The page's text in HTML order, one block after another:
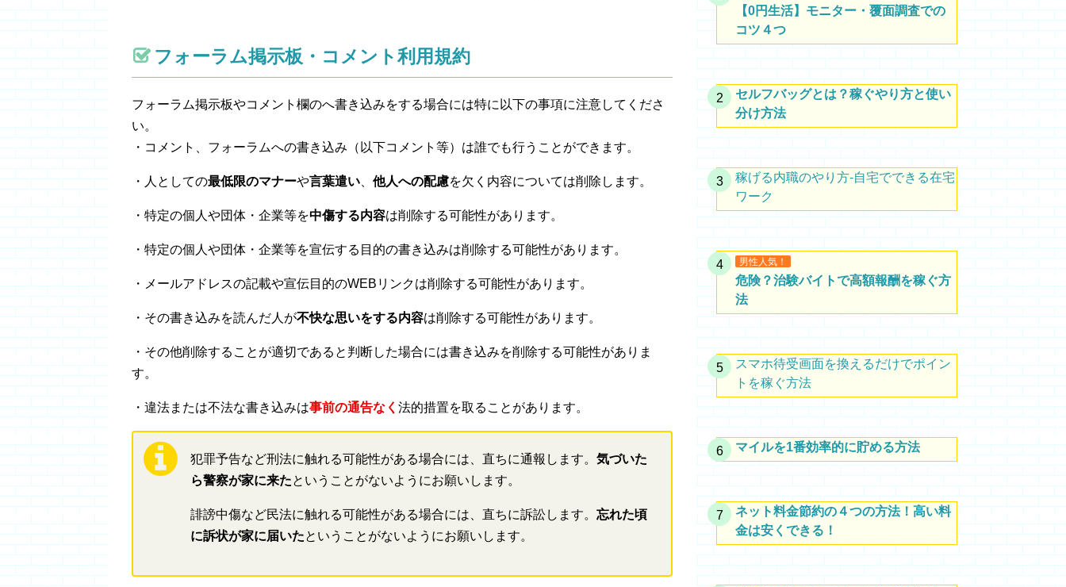
フォーラム掲示板・コメント利用規約
フォーラム掲示板やコメント欄のへ書き込みをする場合には特に以下の事項に注意してくださ
い。
・コメント、フォーラムへの書き込み（以下コメント等）は誰でも行うことができます。
・人としての最低限のマナーや言葉遣い 他人への配慮を欠く内容については削除します。
・特定の個人や団体・企業等を中傷する内容は削除する可能性があります。
・特定の個人や団体・企業等を宣伝する目的の書き込みは削除する可能性があります。
・メールアドレスの記載や宣伝目的のWEBリンクは削除する可能性があります。
・その書き込みを読んだ人が不快な思いをする内容は削除する可能性があります。
・その他削除することが適切であると判断した場合には書き込みを削除する可能性がありま
す。
・違法または不法な書き込みは事前の通告なく 法的措置を取ることがあります。
犯罪予告など刑法に触れる可能性がある場合には、直ちに通報します。 気づいた
ら警察が家に来たということがないようにお願いします。
誹謗中傷など民法に触れる可能性がある場合には、直ちに訴訟します。 忘れた頃
に訴状が家に届いたということがないようにお願いします。
【0円生活】モニター・覆面調査での
コツ４つ
セルフバッグとは？稼ぐやり方と使い
分け方法
稼げる内職のやり方-自宅でできる在宅
ワーク
男性人気！
危険？治験バイトで高額報酬を稼ぐ方
法
スマホ待受画面を換えるだけでポイン
トを稼ぐ方法
マイルを1番効率的に貯める方法
ネット料金節約の４つの方法！高い料
金は安くできる！